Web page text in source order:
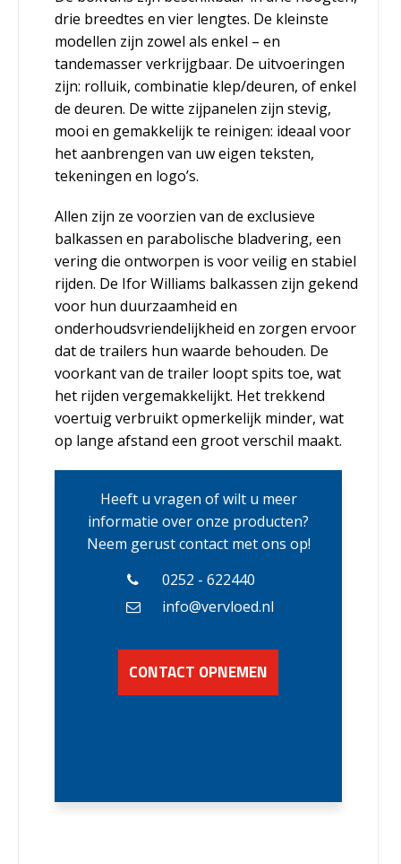
drie breedtes en vier lengtes. De kleinste
modellen zijn zowel als enkel – en
tandemasser verkrijgbaar. De uitvoeringen
zijn: rolluik, combinatie klep/deuren, of enkel
de deuren. De witte zijpanelen zijn stevig,
mooi en gemakkelijk te reinigen: ideaal voor
het aanbrengen van uw eigen teksten,
tekeningen en logo’s.
Allen zijn ze voorzien van de exclusieve
balkassen en parabolische bladvering, een
vering die ontworpen is voor veilig en stabiel
rijden. De Ifor Williams balkassen zijn gekend
voor hun duurzaamheid en
onderhoudsvriendelijkheid en zorgen ervoor
dat de trailers hun waarde behouden. De
voorkant van de trailer loopt spits toe, wat
het rijden vergemakkelijkt. Het trekkend
voertuig verbruikt opmerkelijk minder, wat
op lange afstand een groot verschil maakt.
Heeft u vragen of wilt u meer
informatie over onze producten?
Neem gerust contact met ons op!
0252 - 622440
info@vervloed.nl
CONTACT OPNEMEN